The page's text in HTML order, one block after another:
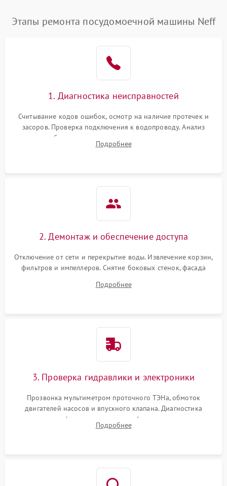
Этапы ремонта посудомоечной машины Neff
1. Диагностика неисправностей
Считывание кодов ошибок, осмотр на наличие протечек и
засоров. Проверка подключения к водопроводу. Анализ
жалоб на отсутствие слива, нагрева, вращения
разбрызгивателей или срабатывание системы защиты
Подробнее
2. Демонтаж и обеспечение доступа
Отключение от сети и перекрытие воды. Извлечение корзин,
фильтров и импеллеров. Снятие боковых стенок, фасада
циркуляционному насосу, ТЭНу и сливной помпе.
Подробнее
3. Проверка гидравлики и электроники
Прозвонка мультиметром проточного ТЭНа, обмоток
двигателей насосов и впускного клапана. Диагностика
прессостата (датчика уровня воды), датчика мутности,
концевика дверцы и электронного модуля управления.
Подробнее